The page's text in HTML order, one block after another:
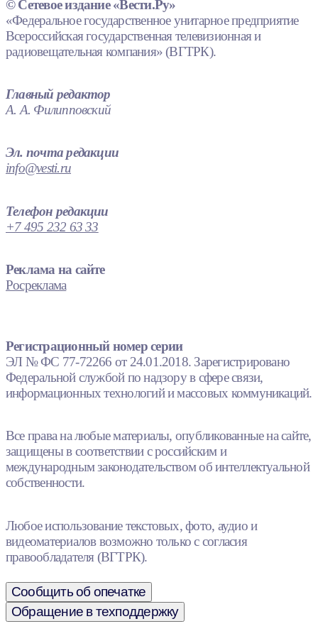
© Сетевое издание «Вести.Ру»
«Федеральное государственное унитарное предприятие
Всероссийская государственная телевизионная и
радиовещательная компания» (ВГТРК).
Главный редактор
А. А. Филипповский
Эл. почта редакции
info@vesti.ru
Телефон редакции
+7 495 232 63 33
Реклама на сайте
Росреклама
Регистрационный номер серии
ЭЛ № ФС 77-72266 от 24.01.2018. Зарегистрировано
Федеральной службой по надзору в сфере связи,
информационных технологий и массовых коммуникаций.
Все права на любые материалы, опубликованные на сайте,
защищены в соответствии с российским и
международным законодательством об интеллектуальной
собственности.
Любое использование текстовых, фото, аудио и
видеоматериалов возможно только с согласия
правообладателя (ВГТРК).
Сообщить об опечатке
Обращение в техподдержку